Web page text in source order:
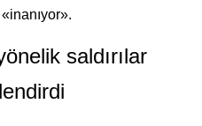
saldırılar